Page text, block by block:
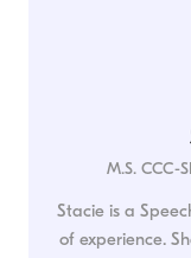
M.S. CCC-
Stacie is a
of experience.